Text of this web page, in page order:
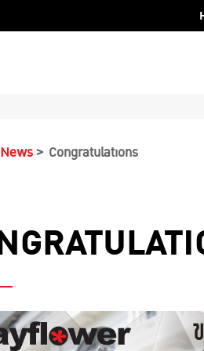
News Congratulations